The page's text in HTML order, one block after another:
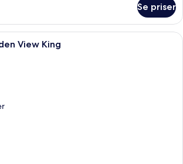
Se priser
Et hotelværelse med en stor seng,
View King